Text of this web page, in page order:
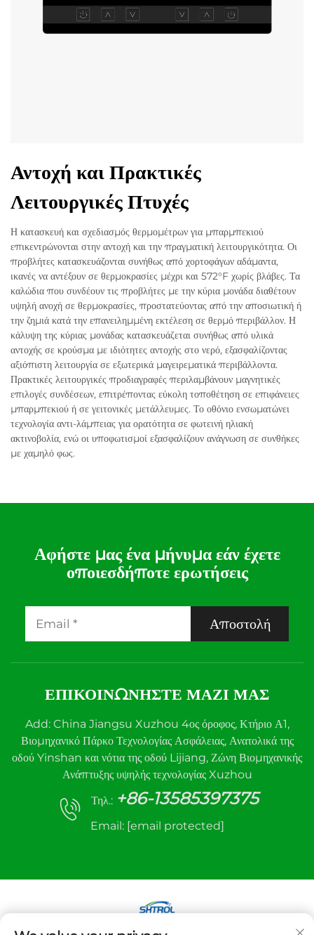
Αντοχή και Πρακτικές
Λειτουργικές Πτυχές
Η κατασκευή και σχεδιασμός θερμομέτρων για μπαρμπεκιού
επικεντρώνονται στην αντοχή και την πραγματική λειτουργικότητα. Οι
προβλήτες κατασκευάζονται συνήθως από χορτοφάγων αδάμαντα,
ικανές να αντέξουν σε θερμοκρασίες μέχρι και 572°F χωρίς βλάβες. Τα
καλώδια που συνδέουν τις προβλήτες με την κύρια μονάδα διαθέτουν
υψηλή ανοχή σε θερμοκρασίες, προστατεύοντας από την αποσιωτική ή
την ζημιά κατά την επανειλημμένη εκτέλεση σε θερμό περιβάλλον. Η
κάλυψη της κύριας μονάδας κατασκευάζεται συνήθως από υλικά
αντοχής σε κρούσμα με ιδιότητες αντοχής στο νερό, εξασφαλίζοντας
αξιόπιστη λειτουργία σε εξωτερικά μαγειρεματικά περιβάλλοντα.
Πρακτικές λειτουργικές προδιαγραφές περιλαμβάνουν μαγνητικές
επιλογές συνδέσεων, επιτρέποντας εύκολη τοποθέτηση σε επιφάνειες
μπαρμπεκιού ή σε γειτονικές μετάλλευμες. Το οθόνιο ενσωματώνει
τεχνολογία αντι-λάμπειας για ορατότητα σε φωτεινή ηλιακή
ακτινοβολία, ενώ οι υποφωτισμοί εξασφαλίζουν ανάγνωση σε συνθήκες
με χαμηλό φως.
Αφήστε μας ένα μήνυμα εάν έχετε
οποιεσδήποτε ερωτήσεις
Αποστολή
ΕΠΙΚΟΙΝΩΝΉΣΤΕ ΜΑΖΊ ΜΑΣ
Add: China Jiangsu Xuzhou 4ος όροφος, Κτήριο Α1,
Βιομηχανικό Πάρκο Τεχνολογίας Ασφάλειας, Ανατολικά της
οδού Yinshan και νότια της οδού Lijiang, Ζώνη Βιομηχανικής
Ανάπτυξης υψηλής τεχνολογίας Xuzhou
Τηλ.: +86-13585397375
Email: [email protected]